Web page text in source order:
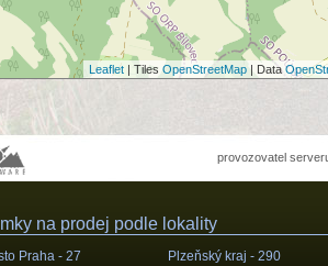
Leaflet | Tiles OpenStreetMap | Data
provozovatel
na prodej podle lokality
Praha - 27
Plzeňský kraj - 290